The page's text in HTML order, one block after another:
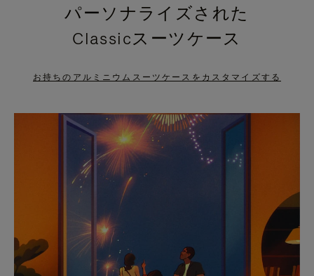
PRESS
PAUSE
PRESS
TO
UNMUTE
パーソナライズされた
Classicスーツケース
お持ちのアルミニウムスーツケースをカスタマイズする